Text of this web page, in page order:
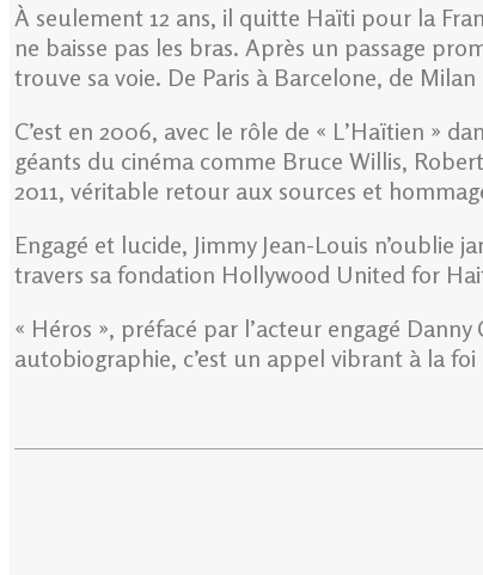
À seulement 12 ans, il quitte Haïti pour la
ne baisse pas les bras. Après un passage
trouve sa voie. De Paris à Barcelone, de
C’est en 2006, avec le rôle de « L’Haïtien »
géants du cinéma comme Bruce Willis,
2011, véritable retour aux sources et
Engagé et lucide, Jimmy Jean-Louis n’oublie
travers sa fondation Hollywood United for
« Héros », préfacé par l’acteur engagé
autobiographie, c’est un appel vibrant à la